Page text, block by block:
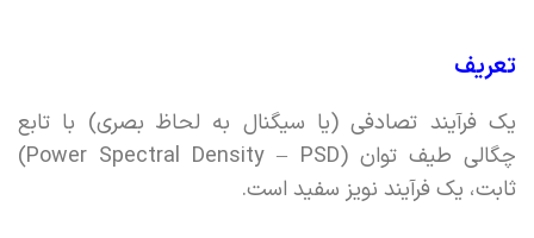
تعریف
یک فرآیند تصادفی (یا سیگنال به لحاظ بصری) با تابع
چگالی طیف توان (Power Spectral Density – PSD)
ثابت، یک فرآیند نویز سفید است.